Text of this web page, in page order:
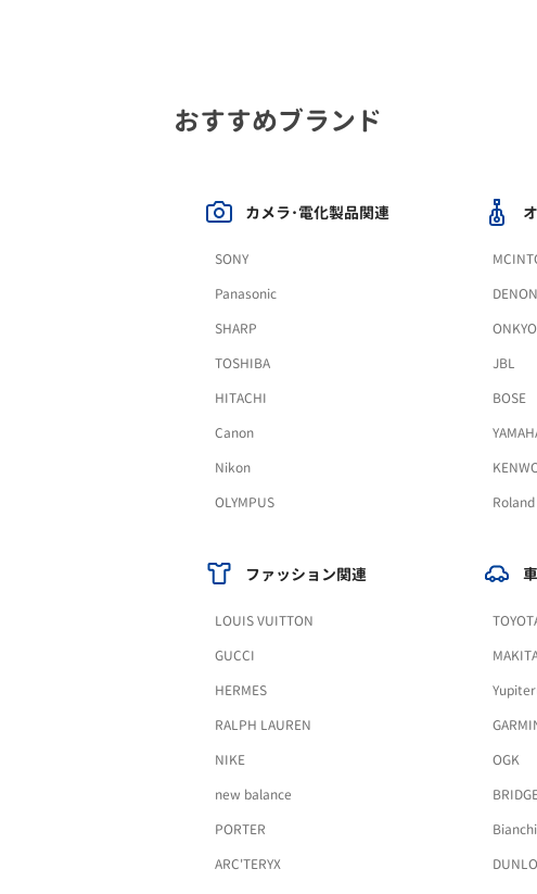
おすすめブランド
カメラ･電化製品関連
SONY
Panasonic
SHARP
TOSHIBA
HITACHI
Canon
Nikon
OLYMPUS
DENON
ONKYO
JBL
BOSE
Roland
ファッション関連
LOUIS VUITTON
GUCCI
HERMES
RALPH LAUREN
NIKE
new balance
PORTER
ARC'TERYX
OGK
Bianchi